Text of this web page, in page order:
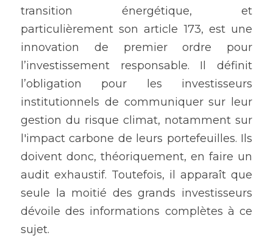
transition énergétique, et
particulièrement son article 173, est une
innovation de premier ordre pour
l’investissement responsable. Il définit
l’obligation pour les investisseurs
institutionnels de communiquer sur leur
gestion du risque climat, notamment sur
l'impact carbone de leurs portefeuilles. Ils
doivent donc, théoriquement, en faire un
audit exhaustif. Toutefois, il apparaît que
seule la moitié des grands investisseurs
dévoile des informations complètes à ce
sujet.